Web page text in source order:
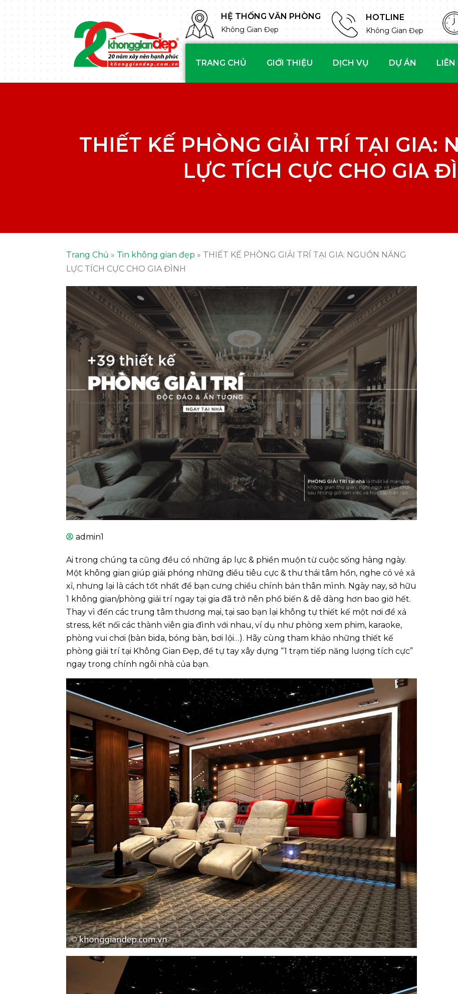
HỆ THỐNG VĂN PHÒNG
Không Gian Đẹp
HOTLINE
Không Gian Đẹp
TRANG CHỦ GIỚI THIỆU DỊCH VỤ DỰ ÁN LIÊN
THIẾT KẾ PHÒNG GIẢI TRÍ TẠI GIA:
LỰC TÍCH CỰC CHO GIA
Trang Chủ » Tin không gian đẹp » THIẾT KẾ PHÒNG GIẢI TRÍ TẠI GIA: NGUỒN NĂNG
LỰC TÍCH CỰC CHO GIA ĐÌNH
admin1
Ai trong chúng ta cũng đều có những áp lực & phiền muộn từ cuộc sống hàng ngày.
Một không gian giúp giải phóng những điều tiêu cực & thư thái tâm hồn, nghe có vẻ xả
xỉ, nhưng lại là cách tốt nhất để bạn cưng chiều chính bản thân mình. Ngày nay, sở hữu
1 không gian/phòng giải trí ngay tại gia đã trở nên phổ biến & dễ dàng hơn bao giờ hết.
Thay vì đến các trung tâm thương mại, tại sao bạn lại không tự thiết kế một nơi để xả
stress, kết nối các thành viên gia đình với nhau, ví dụ như phòng xem phim, karaoke,
phòng vui chơi (bàn bida, bóng bàn, bơi lội…). Hãy cùng tham khảo những thiết kế
phòng giải trí tại Không Gian Đẹp, để tự tay xây dựng “1 trạm tiếp năng lượng tích cực”
ngay trong chính ngôi nhà của bạn.